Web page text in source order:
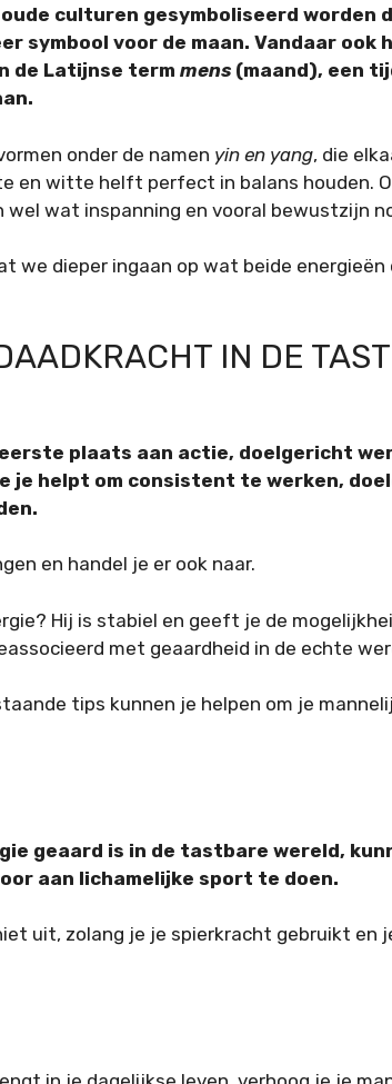
culturen gesymboliseerd worden
symbool voor de maan. Vandaar ook
de Latijnse term mens (maand), een
onder de namen yin en yang, die
en witte helft perfect in balans houden.
wat inspanning en vooral bewustzijn
we dieper ingaan op wat beide
IN DE
plaats aan actie, doelgericht
je helpt om consistent te werken,
en handel je er ook naar.
Hij is stabiel en geeft je de
met geaardheid in de echte
tips kunnen je helpen om je
geaard is in de tastbare wereld,
aan lichamelijke sport te doen.
uit, zolang je je spierkracht gebruikt en